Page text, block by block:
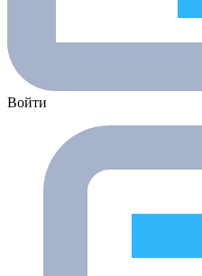
Войти